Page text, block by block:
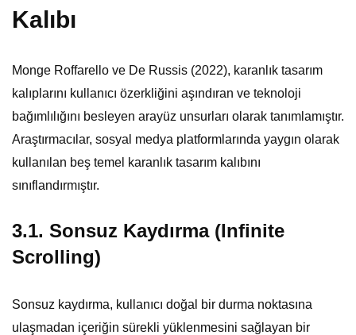
Kalıbı
Monge Roffarello ve De Russis (2022), karanlık tasarım
kalıplarını kullanıcı özerkliğini aşındıran ve teknoloji
bağımlılığını besleyen arayüz unsurları olarak tanımlamıştır.
Araştırmacılar, sosyal medya platformlarında yaygın olarak
kullanılan beş temel karanlık tasarım kalıbını
sınıflandırmıştır.
3.1. Sonsuz Kaydırma (Infinite
Scrolling)
Sonsuz kaydırma, kullanıcı doğal bir durma noktasına
ulaşmadan içeriğin sürekli yüklenmesini sağlayan bir